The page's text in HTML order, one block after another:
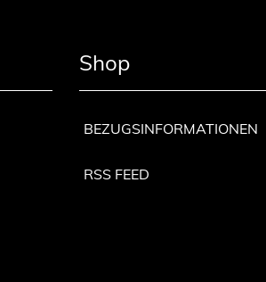
Shop
BEZUGSINFORMATIONEN
RSS FEED